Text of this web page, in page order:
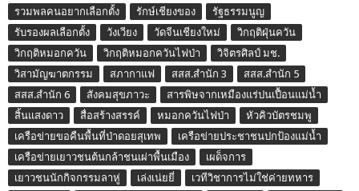
รวมพลคนอยากเลือกตั้ง
รักษ์เชียงของ
รัฐธรรมนูญ
รับรองผลเลือกตั้ง
วังเวียง วัดจีนเชียงใหม่
วิกฤติฝุ่นควัน
วิกฤติหมอกควัน
วิกฤติหมอกควันไฟป่า
วิจิตรศิลป์ มช.
วิสามัญฆาตกรรม
สภากาแฟ สสส.สำนัก 3
สสส.สำนัก 5
สสส.สำนัก 6
สังคมสุขภาวะ
สารพิษจากเหมืองแร่ปนเปื้อนแม่น้ำ
สิ้นแสงดาว
สื่อสร้างสรรค์ หมอกควันไฟป่า
หัวคิวบัตรชมพู
เครือข่ายขอคืนพื้นที่ป่าดอยสุเทพ
เครือข่ายประชาชนปกป้องแม่น้ำ
เครือข่ายเยาวชนต้นกล้าชนเผ่าพื้นเมือง
เผด็จการ
เยาวชนนักกิจกรรมลาหู่
เล่งเน่ยยี่
เวทีวิชาการไม่ใช่ค่ายทหาร